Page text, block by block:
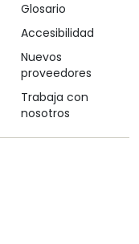
Glosario
Accesibilidad
Nuevos
proveedores
Trabaja con
nosotros